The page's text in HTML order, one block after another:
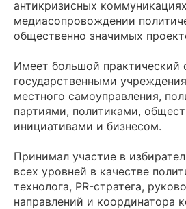
антикризисных
медиасопровождении
общественно значимых
Имеет большой практический
государственными
местного самоуправления,
партиями, политиками,
инициативами и бизнесом.
Принимал участие в
всех уровней в качестве
технолога, PR-стратега,
направлений и координатора